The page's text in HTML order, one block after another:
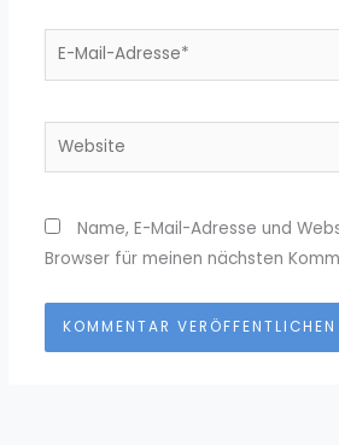
E-
Website
Name, E-Mail-Adresse und
Browser für meinen nächsten